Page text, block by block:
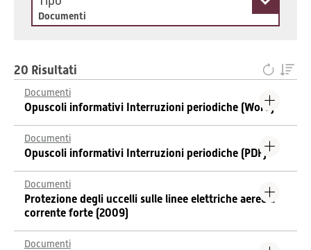
Documenti
20 Risultati
Documenti
Opuscoli informativi Interruzioni periodiche (Word)
Documenti
Opuscoli informativi Interruzioni periodiche (PDF)
Documenti
Protezione degli uccelli sulle linee elettriche aeree a
corrente forte (2009)
Documenti